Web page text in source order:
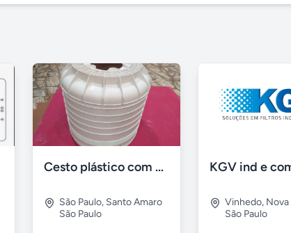
Cesto plástico com anel de balanceamento da lavadora consul
São Paulo, Santo Amaro
São Paulo
Vinhedo,
São Paulo